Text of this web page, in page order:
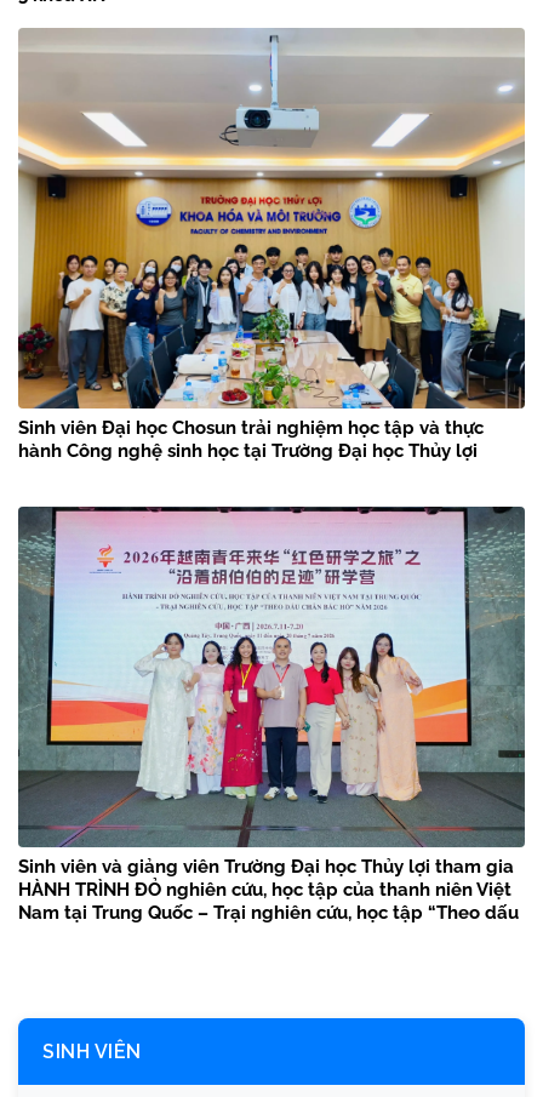
Sinh viên Đại học Chosun trải nghiệm học tập và thực
hành Công nghệ sinh học tại Trường Đại học Thủy lợi
Sinh viên và giảng viên Trường Đại học Thủy lợi tham gia
HÀNH TRÌNH ĐỎ nghiên cứu, học tập của thanh niên Việt
Nam tại Trung Quốc – Trại nghiên cứu, học tập “Theo dấu
SINH VIÊN